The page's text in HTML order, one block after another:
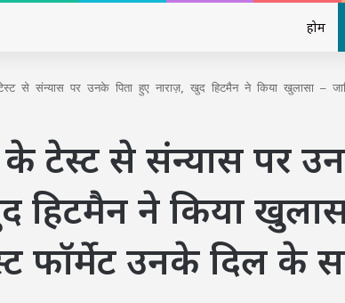
होम
से संन्यास पर उनके पिता हुए नाराज़, खुद हिटमैन ने किया खुलासा –
टेस्ट से संन्यास पर
हिटमैन ने किया
फॉर्मेट उनके दिल के